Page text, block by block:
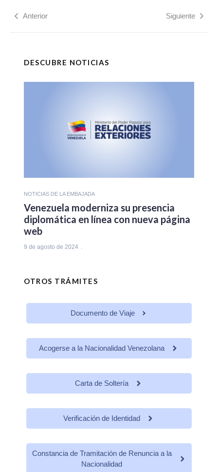
Anterior Siguiente
DESCUBRE NOTICIAS
NOTICIAS DE LA EMBAJADA
Venezuela moderniza su presencia
diplomática en línea con nueva página
web
9 de agosto de 2024
OTROS TRÁMITES
Documento de Viaje
Acogerse a la Nacionalidad Venezolana
Carta de Soltería
Verificación de Identidad
Constancia de Tramitación de Renuncia a la
Nacionalidad